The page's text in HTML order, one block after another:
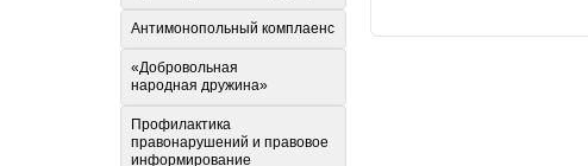
Антимонопольный комплаенс
«Добровольная
народная дружина»
Профилактика
правонарушений и правовое
информирование